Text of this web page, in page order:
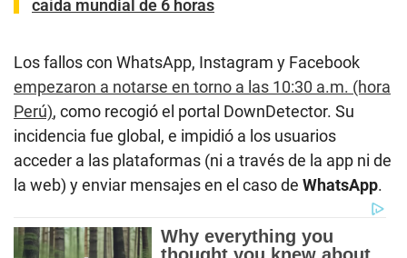
caída mundial de 6 horas
Los fallos con WhatsApp, Instagram y Facebook
empezaron a notarse en torno a las 10:30 a.m. (hora
Perú), como recogió el portal DownDetector. Su
incidencia fue global, e impidió a los usuarios
acceder a las plataformas (ni a través de la app ni de
la web) y enviar mensajes en el caso de WhatsApp.